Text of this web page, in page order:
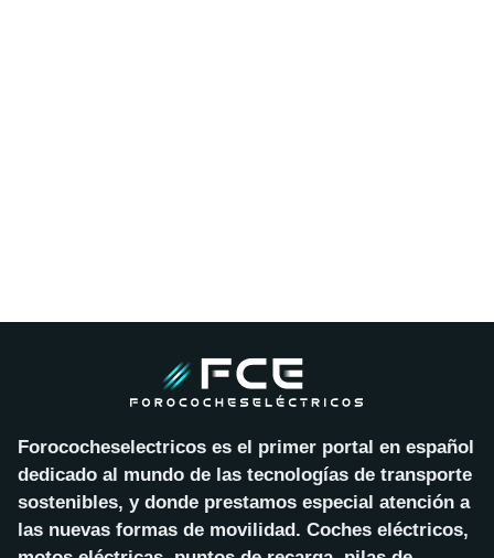
Forococheselectricos es el primer portal en español
dedicado al mundo de las tecnologías de transporte
sostenibles, y donde prestamos especial atención a
las nuevas formas de movilidad. Coches eléctricos,